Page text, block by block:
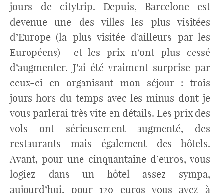
jours de citytrip. Depuis, Barcelone est
devenue une des villes les plus visitées
d’Europe (la plus visitée d’ailleurs par les
Européens) et les prix n’ont plus cessé
d’augmenter. J’ai été vraiment surprise par
ceux-ci en organisant mon séjour : trois
jours hors du temps avec les minus dont je
vous parlerai très vite en détails. Les prix des
vols ont sérieusement augmenté, des
restaurants mais également des hôtels.
Avant, pour une cinquantaine d’euros, vous
logiez dans un hôtel assez sympa,
aujourd’hui, pour 120 euros vous avez à